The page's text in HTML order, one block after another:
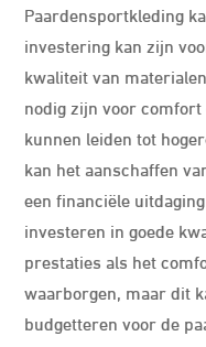
Paardensportkleding
investering kan zijn
kwaliteit van
nodig zijn voor
kunnen leiden tot
kan het aanschaffen
een financiële
investeren in goede
prestaties als het
waarborgen, maar dit
budgetteren voor de